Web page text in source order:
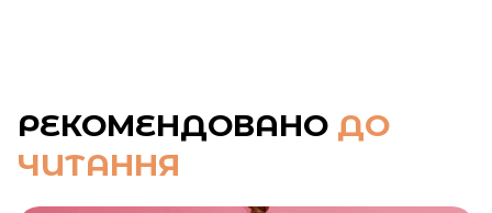
РЕКОМЕНДОВАНО ДО
ЧИТАННЯ